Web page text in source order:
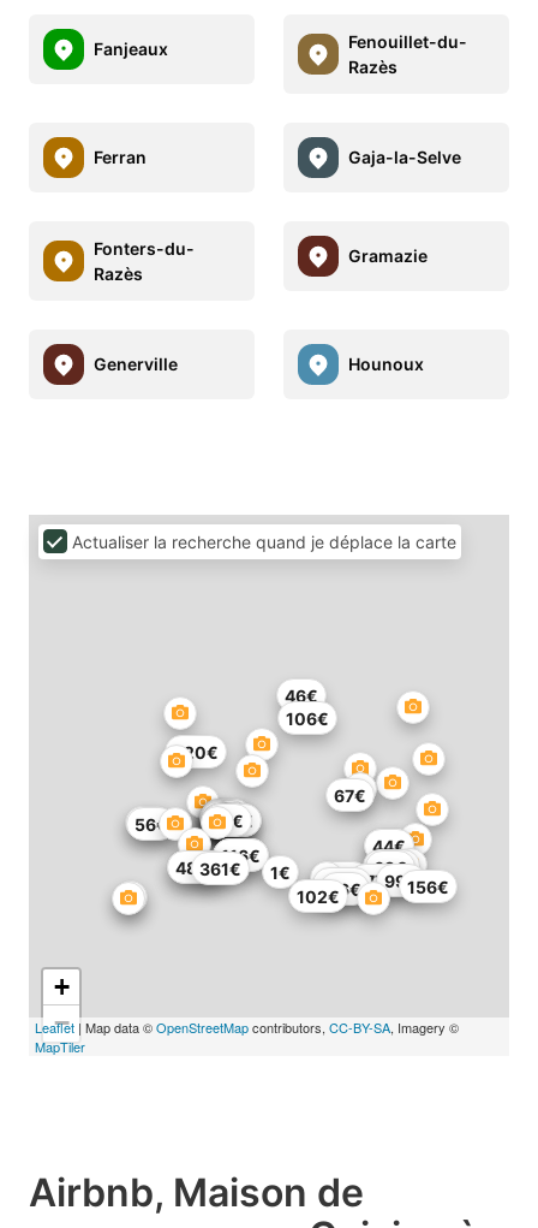
Fanjeaux
Fenouillet-du-
Razès
Ferran Gaja-la-Selve
Fonters-du-
Razès
Gramazie
Generville Hounoux
46€
420€
106€
401€
156€
102€
97€
121€
484€
107€
116€
87€
217€
69€
180€
66€177€
1€
63€
44€
156€
91€
56€ 61€
361€
139€
57€
67€
99€
80€
+
−
Leaflet | Map data ©OpenStreetMapcontributors, CC-BY-SA, Imagery ©
MapTiler
Actualiser la recherche quand je déplace la carte
Airbnb, Maison de